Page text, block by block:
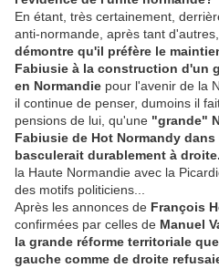
En étant, très certainement,
anti-normande, après tant d'autres,
démontre qu'il préfère le
Fabiusie à la construction d'un
en Normandie pour l'avenir de la
il continue de penser, dumoins il
pensions de lui, qu'une "grande"
Fabiusie de Hot Normandy
basculerait durablement à droite.
la Haute Normandie avec la
des motifs politiciens...
Après les annonces de François
confirmées par celles de Manuel
la grande réforme territoriale
gauche comme de droite